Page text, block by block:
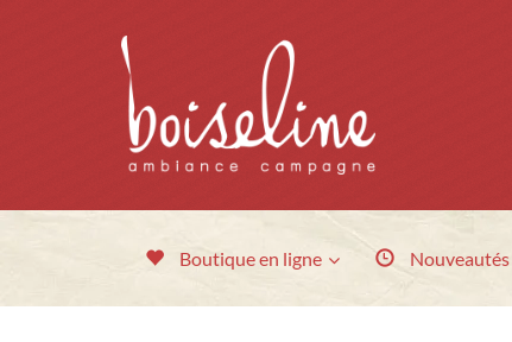
Boutique en ligne Nouveautés